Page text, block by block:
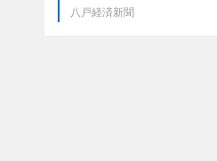
八戸経済新聞